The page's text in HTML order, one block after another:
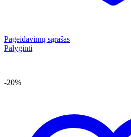
Pageidavimų sąrašas
Palyginti
-20%